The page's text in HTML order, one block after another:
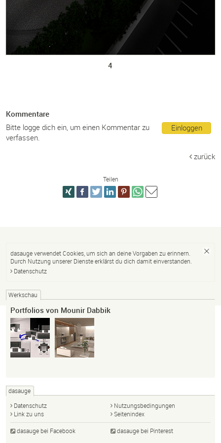
4
Kommentare
Einloggen
Bitte logge dich ein, um einen Kommentar zu
verfassen.
zurück
Teilen
dasauge verwendet Cookies, um sich an deine Vorgaben zu erinnern.
Durch Nutzung unserer Dienste erklärst du dich damit einverstanden.
Datenschutz
Werkschau
Portfolios von Mounir Dabbik
dasauge
Datenschutz
Nutzungsbedingungen
Link zu uns
Seitenindex
dasauge bei Facebook dasauge bei Pinterest